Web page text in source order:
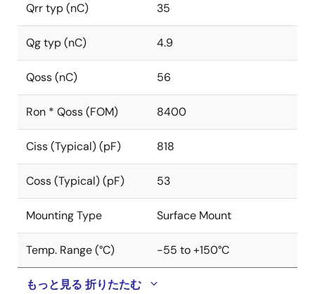
Qrr typ (nC) 35
Qg typ (nC) 4.9
Qoss (nC) 56
Ron * Qoss (FOM) 8400
Ciss (Typical) (pF) 818
Coss (Typical) (pF) 53
Mounting Type Surface Mount
Temp. Range (°C) -55 to +150°C
もっと見る 折りたたむ